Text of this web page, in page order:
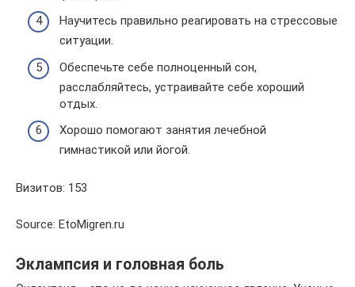
Научитесь правильно реагировать на стрессовые
ситуации.
Обеспечьте себе полноценный сон,
расслабляйтесь, устраивайте себе хороший
отдых.
Хорошо помогают занятия лечебной
гимнастикой или йогой.
Визитов: 153
Source: EtoMigren.ru
Эклампсия и головная боль